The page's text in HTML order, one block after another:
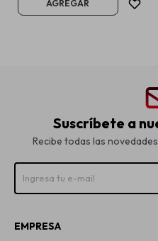
Suscríbete a
Recibe todas las
EMPRESA